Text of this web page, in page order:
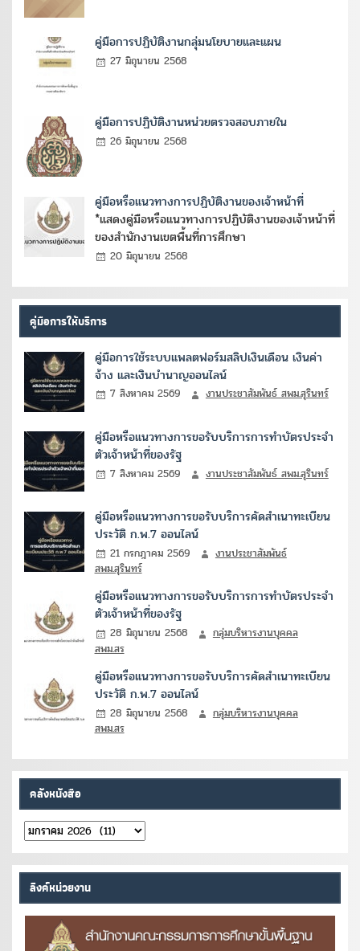
คู่มือการปฏิบัติงานกลุ่มนโยบายและแผน
27 มิถุนายน 2568
คู่มือการปฏิบัติงานหน่วยตรวจสอบภายใน
26 มิถุนายน 2568
คู่มือหรือแนวทางการปฏิบัติงานของเจ้าหน้าที่
*แสดงคู่มือหรือแนวทางการปฏิบัติงานของเจ้าหน้าที่
ของสำนักงานเขตพื้นที่การศึกษา
20 มิถุนายน 2568
คู่มือการให้บริการ
คู่มือการใช้ระบบแพลตฟอร์มสลิปเงินเดือน เงินค่า
จ้าง และเงินบำนาญออนไลน์
7 สิงหาคม 2569 งานประชาสัมพันธ์ สพม.สุรินทร์
คู่มือหรือแนวทางการขอรับบริการการทำบัตรประจำ
ตัวเจ้าหน้าที่ของรัฐ
7 สิงหาคม 2569 งานประชาสัมพันธ์ สพม.สุรินทร์
คู่มือหรือแนวทางการขอรับบริการคัดสำเนาทะเบียน
ประวัติ ก.พ.7 ออนไลน์
21 กรกฎาคม 2569
งานประชาสัมพันธ์
สพม.สุรินทร์
คู่มือหรือแนวทางการขอรับบริการการทำบัตรประจำ
ตัวเจ้าหน้าที่ของรัฐ
28 มิถุนายน 2568
กลุ่มบริหารงานบุคคล
สพม.สร
คู่มือหรือแนวทางการขอรับบริการคัดสำเนาทะเบียน
ประวัติ ก.พ.7 ออนไลน์
28 มิถุนายน 2568
กลุ่มบริหารงานบุคคล
สพม.สร
คลังหนังสือ
คลัง
หนังสือ
ลิงค์หน่วยงาน